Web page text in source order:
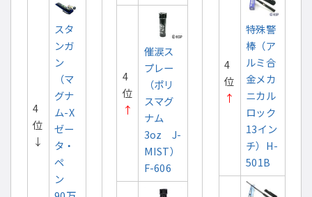
4
位
↓
スタ
ンガ
ン
（マ
グナ
ム-X
ゼー
タ・
ペ
ン
4
位
↑
催涙ス
プレー
（ポリ
スマグ
ナム
3oz J-
MIST）
F-606
4
位
↑
特殊警
棒（ア
ルミ合
金メカ
ニカル
ロック
13イン
チ）H-
501B